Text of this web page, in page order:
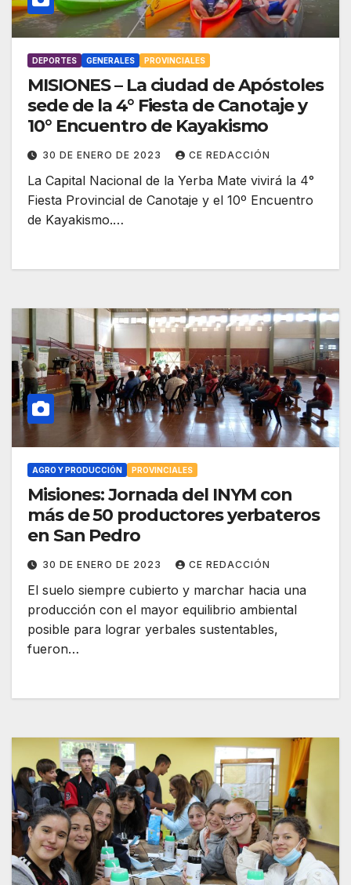
DEPORTES GENERALES PROVINCIALES
MISIONES – La ciudad de Apóstoles
sede de la 4° Fiesta de Canotaje y
10° Encuentro de Kayakismo
30 DE ENERO DE 2023 CE REDACCIÓN
La Capital Nacional de la Yerba Mate vivirá la 4°
Fiesta Provincial de Canotaje y el 10º Encuentro
de Kayakismo.…
AGRO Y PRODUCCIÓN PROVINCIALES
Misiones: Jornada del INYM con
más de 50 productores yerbateros
en San Pedro
30 DE ENERO DE 2023 CE REDACCIÓN
El suelo siempre cubierto y marchar hacia una
producción con el mayor equilibrio ambiental
posible para lograr yerbales sustentables,
fueron…